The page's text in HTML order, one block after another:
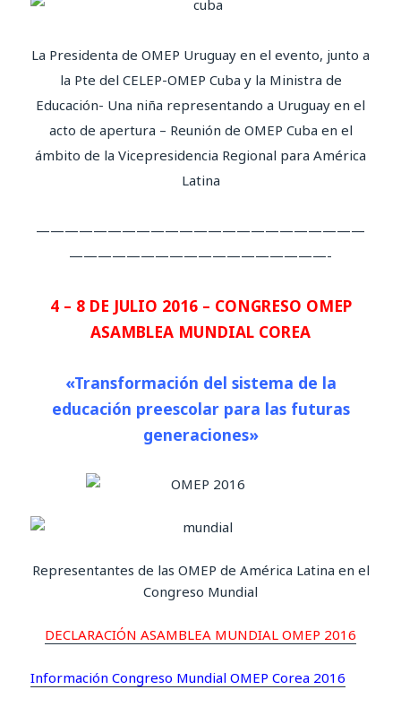
La Presidenta de OMEP Uruguay en el evento, junto a
la Pte del CELEP-OMEP Cuba y la Ministra de
Educación- Una niña representando a Uruguay en el
acto de apertura – Reunión de OMEP Cuba en el
ámbito de la Vicepresidencia Regional para América
Latina
———————————————————————
——————————————————-
4 – 8 DE JULIO 2016 – CONGRESO OMEP
ASAMBLEA MUNDIAL COREA
«Transformación del sistema de la
educación preescolar para las futuras
generaciones»
Representantes de las OMEP de América Latina en el
Congreso Mundial
DECLARACIÓN ASAMBLEA MUNDIAL OMEP 2016
Información Congreso Mundial OMEP Corea 2016